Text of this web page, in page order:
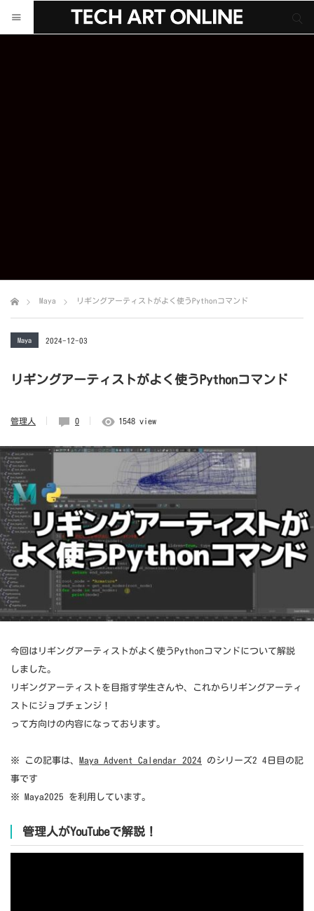
Maya リギングアーティストがよく使うPythonコマンド
Maya 2024-12-03
リギングアーティストがよく使うPythonコマンド
管理人 0 1548 view
今回はリギングアーティストがよく使うPythonコマンドについて解説
しました。
リギングアーティストを目指す学生さんや、これからリギングアーティ
ストにジョブチェンジ！
って方向けの内容になっております。
※ この記事は、 Maya Advent Calendar 2024 のシリーズ2 4日目の記
事です
※ Maya2025 を利用しています。
管理人がYouTubeで解説！